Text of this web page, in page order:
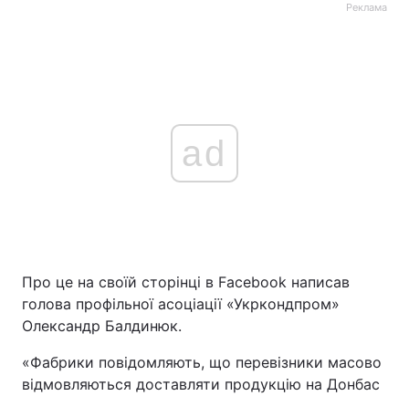
Реклама
ad
Про це на своїй сторінці в Facebook написав
голова профільної асоціації «Укркондпром»
Олександр Балдинюк.
«Фабрики повідомляють, що перевізники масово
відмовляються доставляти продукцію на Донбас